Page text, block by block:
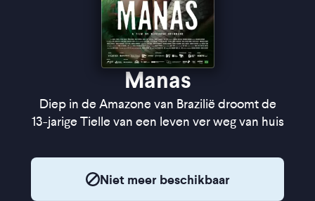
Manas
Diep in de Amazone van Brazilië droomt de
13-jarige Tielle van een leven ver weg van huis
Niet meer beschikbaar